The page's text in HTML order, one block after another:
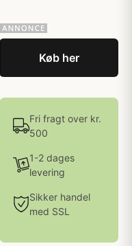
Køb her
Fri fragt over kr.
500
1-2 dages
levering
Sikker handel
med SSL